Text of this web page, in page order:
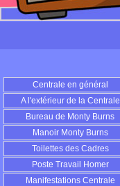
Centrale en général
A l'extérieur de la Centrale
Bureau de Monty Burns
Manoir Monty Burns
Toilettes des Cadres
Poste Travail Homer
Manifestations Centrale